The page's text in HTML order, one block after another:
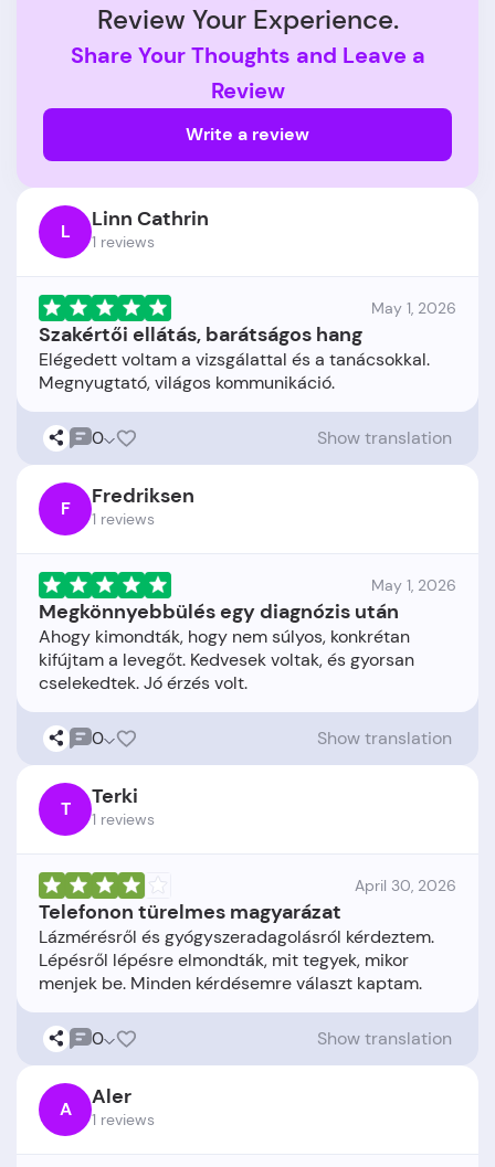
Review Your Experience.
Share Your Thoughts and Leave a
Review
Write a review
L Linn Cathrin
1 reviews
May 1, 2026
Szakértői ellátás, barátságos hang
Elégedett voltam a vizsgálattal és a tanácsokkal.
0 Show translation
F Fredriksen
1 reviews
May 1, 2026
Megkönnyebbülés egy diagnózis után
Ahogy kimondták, hogy nem súlyos, konkrétan
kifújtam a levegőt. Kedvesek voltak, és gyorsan
0 Show translation
T Terki
1 reviews
April 30, 2026
Telefonon türelmes magyarázat
Lázmérésről és gyógyszeradagolásról kérdeztem.
Lépésről lépésre elmondták, mit tegyek, mikor
0 Show translation
A Aler
1 reviews